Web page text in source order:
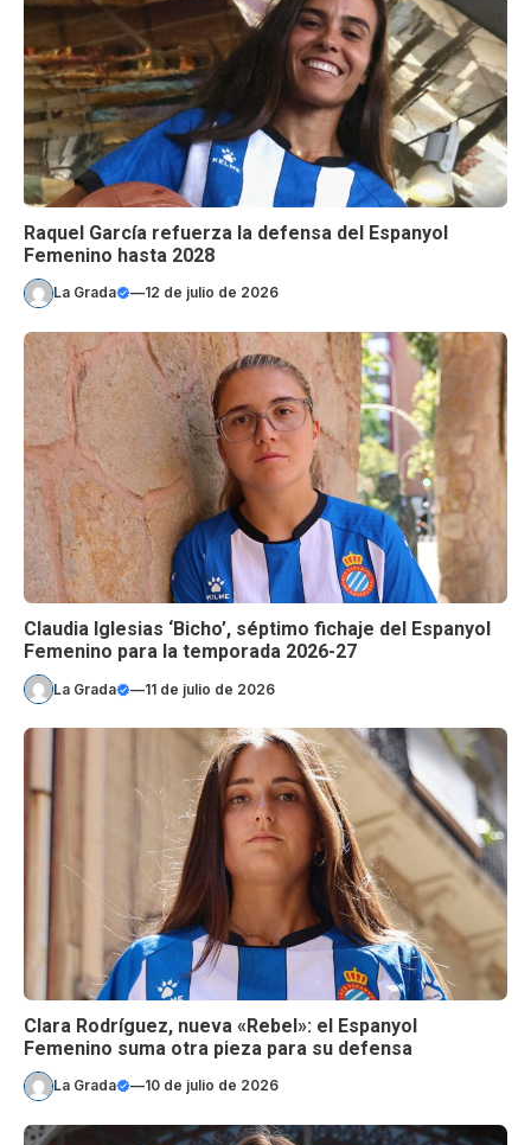
Raquel García refuerza la defensa del Espanyol
Femenino hasta 2028
La Grada —12 de julio de 2026
Claudia Iglesias ‘Bicho’, séptimo fichaje del Espanyol
Femenino para la temporada 2026-27
La Grada —11 de julio de 2026
Clara Rodríguez, nueva «Rebel»: el Espanyol
Femenino suma otra pieza para su defensa
La Grada —10 de julio de 2026